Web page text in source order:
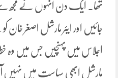
تھا۔ ایک دن انہوں نے مجھ
جائیں اور ایئر مارشل اصغر خان
اجلاس میں پہنچیں جس میں وہ
مارشل ابھی سیاست میں